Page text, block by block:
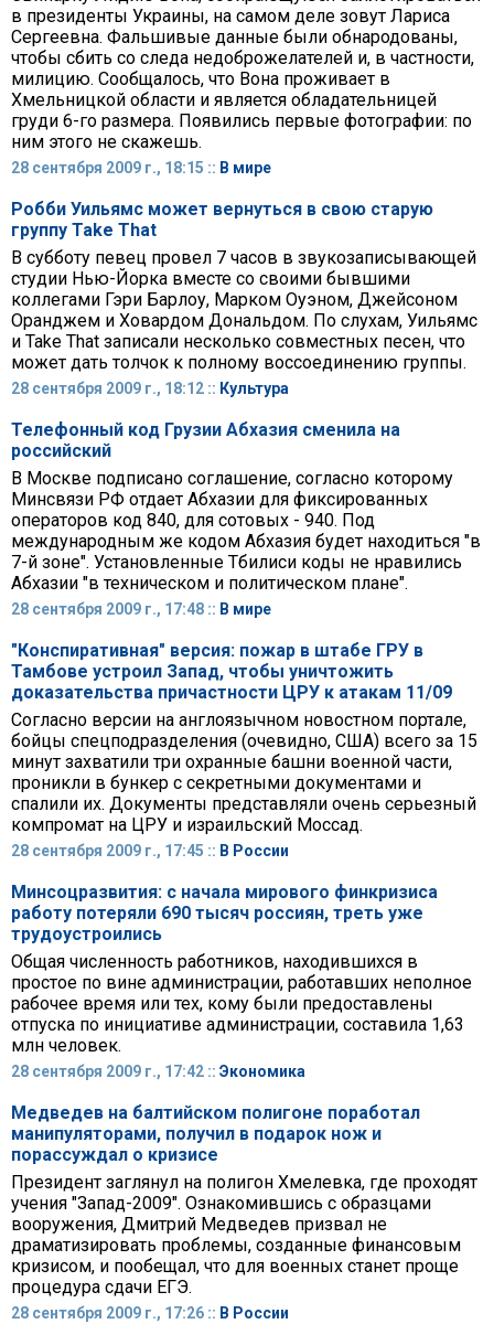
в президенты Украины, на самом деле зовут Лариса
Сергеевна. Фальшивые данные были обнародованы,
чтобы сбить со следа недоброжелателей и, в частности,
милицию. Сообщалось, что Вона проживает в
Хмельницкой области и является обладательницей
груди 6-го размера. Появились первые фотографии: по
ним этого не скажешь.
28 сентября 2009 г., 18:15 :: В мире
Робби Уильямс может вернуться в свою старую
группу Take That
В субботу певец провел 7 часов в звукозаписывающей
студии Нью-Йорка вместе со своими бывшими
коллегами Гэри Барлоу, Марком Оуэном, Джейсоном
Оранджем и Ховардом Дональдом. По слухам, Уильямс
и Take That записали несколько совместных песен, что
может дать толчок к полному воссоединению группы.
28 сентября 2009 г., 18:12 :: Культура
Телефонный код Грузии Абхазия сменила на
российский
В Москве подписано соглашение, согласно которому
Минсвязи РФ отдает Абхазии для фиксированных
операторов код 840, для сотовых - 940. Под
международным же кодом Абхазия будет находиться "в
7-й зоне". Установленные Тбилиси коды не нравились
Абхазии "в техническом и политическом плане".
28 сентября 2009 г., 17:48 :: В мире
"Конспиративная" версия: пожар в штабе ГРУ в
Тамбове устроил Запад, чтобы уничтожить
доказательства причастности ЦРУ к атакам 11/09
Согласно версии на англоязычном новостном портале,
бойцы спецподразделения (очевидно, США) всего за 15
минут захватили три охранные башни военной части,
проникли в бункер с секретными документами и
спалили их. Документы представляли очень серьезный
компромат на ЦРУ и израильский Моссад.
28 сентября 2009 г., 17:45 :: В России
Минсоцразвития: с начала мирового финкризиса
работу потеряли 690 тысяч россиян, треть уже
трудоустроились
Общая численность работников, находившихся в
простое по вине администрации, работавших неполное
рабочее время или тех, кому были предоставлены
отпуска по инициативе администрации, составила 1,63
млн человек.
28 сентября 2009 г., 17:42 :: Экономика
Медведев на балтийском полигоне поработал
манипуляторами, получил в подарок нож и
порассуждал о кризисе
Президент заглянул на полигон Хмелевка, где проходят
учения "Запад-2009". Ознакомившись с образцами
вооружения, Дмитрий Медведев призвал не
драматизировать проблемы, созданные финансовым
кризисом, и пообещал, что для военных станет проще
процедура сдачи ЕГЭ.
28 сентября 2009 г., 17:26 :: В России